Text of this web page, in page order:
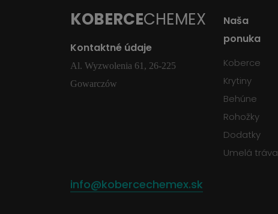
KOBERCECHEMEX
Kontaktné údaje
Al. Wyzwolenia 61, 26-225
Gowarczów
info@kobercechemex.sk
Naša
ponuka
Koberce
Krytiny
Behúne
Rohožky
Dodatky
Umelá tráva